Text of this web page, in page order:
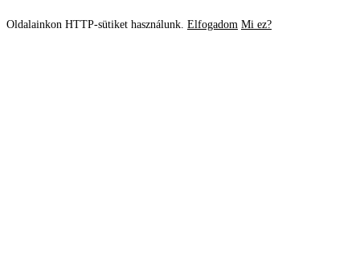
Oldalainkon HTTP-sütiket használunk. Elfogadom Mi ez?